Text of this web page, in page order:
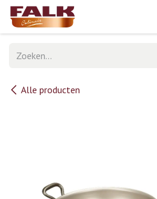
Overslaan naar inhoud
Alle producten